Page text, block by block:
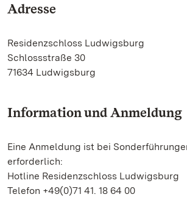
Adresse
Residenzschloss Ludwigsburg
Schlossstraße 30
71634 Ludwigsburg
Information und Anmeldung
Eine Anmeldung ist bei
erforderlich:
Hotline Residenzschloss Ludwigsburg
Telefon +49(0)71 41. 18 64 00